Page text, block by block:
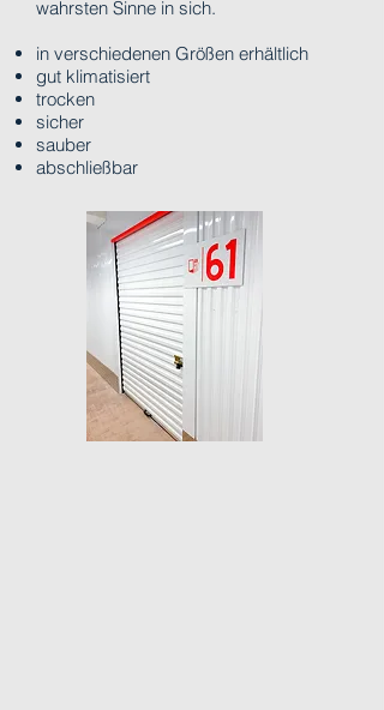
wahrsten Sinne in sich.
in verschiedenen Größen erhältlich
gut klimatisiert
trocken
sicher
sauber
abschließbar